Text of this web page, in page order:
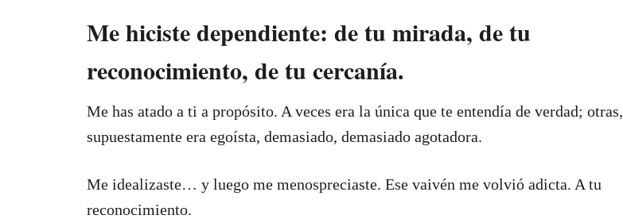
Me hiciste dependiente: de tu mirada, de tu
reconocimiento, de tu cercanía.
Me has atado a ti a propósito. A veces era la única que te entendía de verdad; otras,
supuestamente era egoísta, demasiado, demasiado agotadora.
Me idealizaste… y luego me menospreciaste. Ese vaivén me volvió adicta. A tu
reconocimiento.